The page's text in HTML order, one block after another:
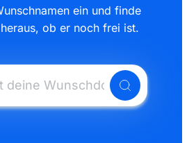
ein und finde
ob er noch frei ist.
ein